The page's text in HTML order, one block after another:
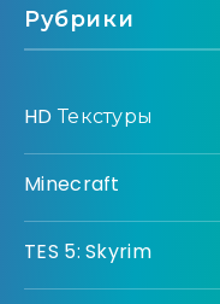
Рубрики
HD Текстуры
Minecraft
TES 5: Skyrim